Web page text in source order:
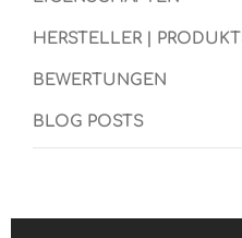
HERSTELLER |
BEWERTUNGEN
BLOG POSTS